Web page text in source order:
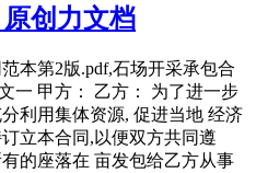
创力文档
本第2版.pdf,石场开采承包合
一 甲方： 乙方： 为了进一步
利用集体资源, 促进当地 经济
立本合同,以便双方共同遵
的座落在 亩发包给乙方从事